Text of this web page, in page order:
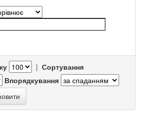
| Сортування
Впорядкування